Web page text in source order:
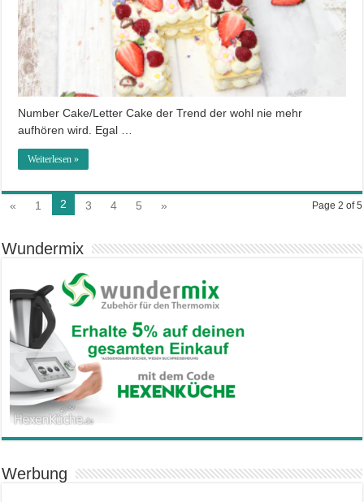
Number Cake/Letter Cake der Trend der wohl nie mehr
aufhören wird. Egal …
Weiterlesen »
Page 2 of 5
« 1 2 3 4 5 »
Wundermix
Werbung